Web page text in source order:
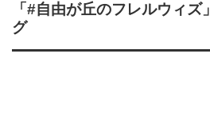
「#自由が丘のフレルウィズ」
グ